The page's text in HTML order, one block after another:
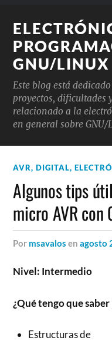
GNU/LINUX
Este blog está
proyectos, dificultades
relacionado a la
en general sobre GNU/
AVR,DIGITAL,
Algunos tips
micro AVR con
por msavalos enagosto
Nivel: Intermedio
¿Qué tengo que
Estructuras de